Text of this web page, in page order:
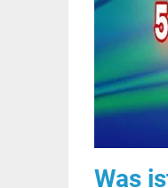
Was